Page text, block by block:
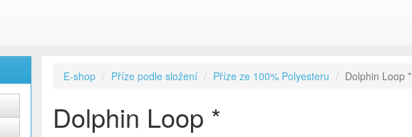
E-shop Příze podle složení Příze ze 100% Polyesteru Dolphin Loop *
Dolphin Loop *